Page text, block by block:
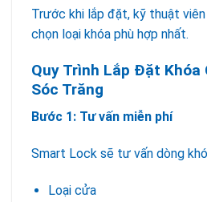
Trước khi lắp đặt, kỹ thuật
chọn loại khóa phù hợp nhất.
Quy Trình Lắp Đặt Khóa
Sóc Trăng
Bước 1: Tư vấn miễn phí
Smart Lock sẽ tư vấn dòng
Loại cửa